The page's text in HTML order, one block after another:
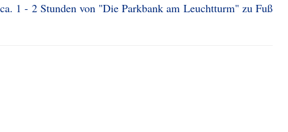
1 - 2 Stunden von "Die Parkbank am Leuchtturm" zu Fuß